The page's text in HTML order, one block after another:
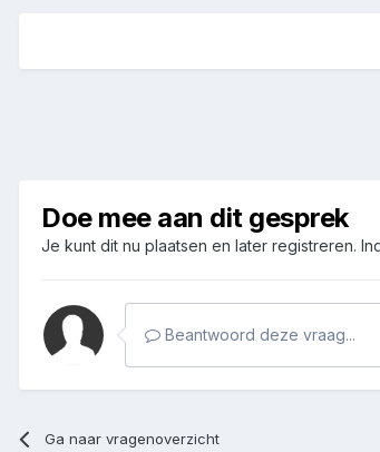
Doe mee aan dit gesprek
Je kunt dit nu plaatsen en later registreren.
Beantwoord deze vraag...
Ga naar vragenoverzicht